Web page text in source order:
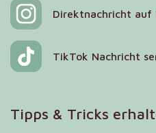
Direktnachricht auf
TikTok Nachricht
Tipps & Tricks